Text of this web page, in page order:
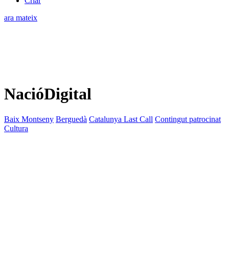
ara mateix
NacióDigital
Baix Montseny Berguedà Catalunya Last Call Contingut patrocinat
Cultura